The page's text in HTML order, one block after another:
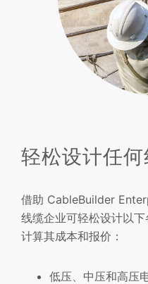
轻松设计任
借助 CableBuilder
线缆企业可轻松设计以
计算其成本和报价：
低压、中压和高压